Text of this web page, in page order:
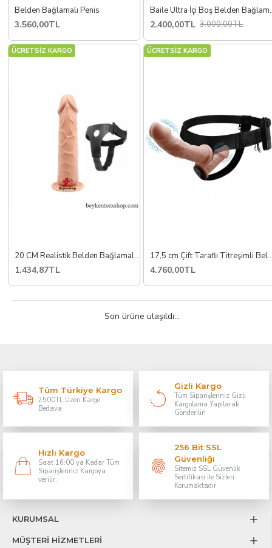
Belden Bağlamalı Penis
3.560,00TL
Baile Ultra İçi
2.400,00TL 3.000,00TL
ÜCRETSİZ KARGO
20 CM Realistik Belden Bağlamalı Strap On
1.434,87TL
ÜCRETSİZ KARGO
17,5 cm Çift Taraflı
4.760,00TL
Son ürüne ulaşıldı...
Tüm Türkiye Kargo
2500TL Üzeri Kargo
Bedava
Gizli Kargo
Tüm Siparişleriniz Gizli
Kargolama Yapılarak
Gönderilir!
Hızlı Kargo
Saat 16:00 ya Kadar Tüm
Siparişleriniz Kargoya
verilir.
256 Bit SSL
Güvenliği
Sitemiz SSL Güvenlik
Sertifikası ile Sizleri
Korumaktadır
KURUMSAL
MÜŞTERİ HİZMETLERİ